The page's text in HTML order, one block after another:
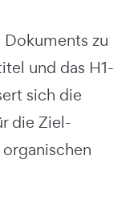
Dokuments zu
und das H1-
sich die
die Ziel-